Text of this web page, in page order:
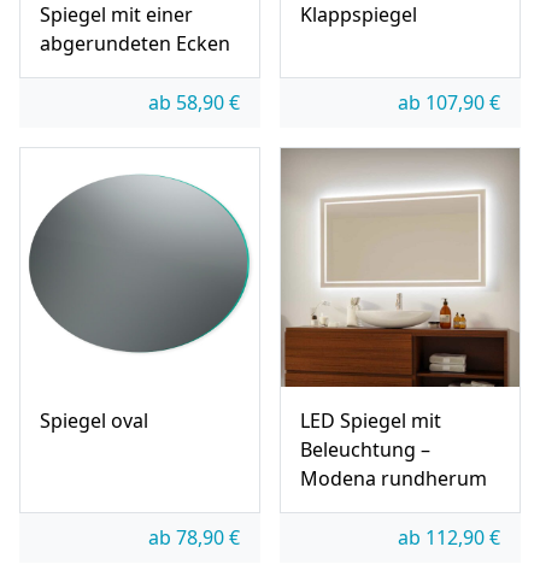
Spiegel mit einer
abgerundeten Ecken
ab 58,90€
Klappspiegel
ab 107,90€
Spiegel oval
ab 78,90€
LED Spiegel mit
Beleuchtung –
Modena rundherum
ab 112,90€